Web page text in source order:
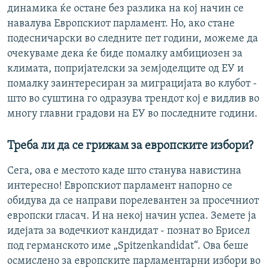
динамика ќе остане без разлика на кој начин се
навалува Европскиот парламент. Но, ако стане
подесничарски во следните пет години, можеме да
очекуваме дека ќе биде помалку амбициозен за
климата, попријателски за земјоделците од ЕУ и
помалку заинтересиран за миграцијата во клубот -
што во суштина го одразува трендот кој е видлив во
многу главни градови на ЕУ во последните години.
Треба ли да се грижам за европските избори?
Сега, ова е местото каде што станува навистина
интересно! Европскиот парламент напорно се
обидува да се направи порелевантен за просечниот
европски гласач. И на некој начин успеа. Земете ја
идејата за водечкиот кандидат - познат во Брисел
под германското име „Spitzenkandidat“. Ова беше
осмислено за европските парламентарни избори во